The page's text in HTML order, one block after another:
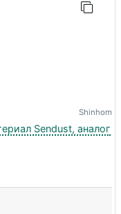
Shinhom
Sendust, аналог